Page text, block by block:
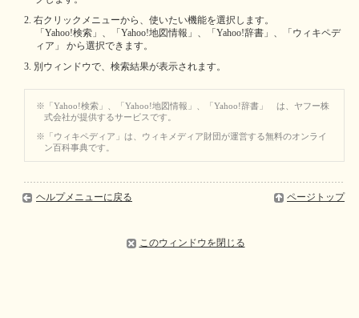
2. 右クリックメニューから、使いたい機能を選択します。
「Yahoo!検索」、「Yahoo!地図情報」、「Yahoo!辞書」、「ウィキペデ
ィア」 から選択できます。
3. 別ウィンドウで、検索結果が表示されます。
※「Yahoo!検索」、「Yahoo!地図情報」、「Yahoo!辞書」 は、ヤフー株
式会社が提供するサービスです。
※「ウィキペディア」は、ウィキメディア財団が運営する無料のオンライ
ン百科事典です。
ヘルプメニューに戻る ページトップ
このウィンドウを閉じる